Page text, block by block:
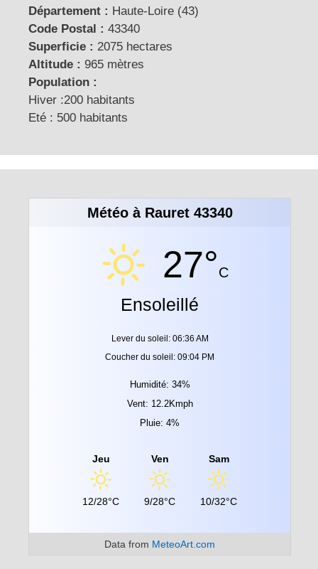
Département : Haute-Loire (43)
Code Postal : 43340
Superficie : 2075 hectares
Altitude : 965 mètres
Population :
Hiver :200 habitants
Eté : 500 habitants
Météo à Rauret 43340
27°C
Ensoleillé
Lever du soleil: 06:36 AM
Coucher du soleil: 09:04 PM
Humidité: 34%
Vent: 12.2Kmph
Pluie: 4%
Jeu
12/28°C
Ven
9/28°C
Sam
10/32°C
Data from MeteoArt.com